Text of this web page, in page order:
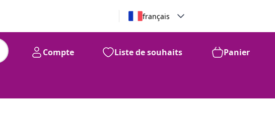
français
Compte Liste de souhaits Panier